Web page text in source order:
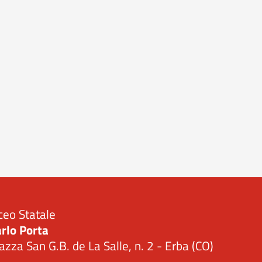
Statale
Porta
San G.B. de La Salle, n. 2 - Erba (CO)